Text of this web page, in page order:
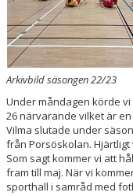
Arkivbild säsongen 22/23
Under måndagen körde
26 närvarande vilket är
Vilma slutade under
från Porsöskolan. Hjärtligt
Som sagt kommer vi att
fram till maj. När vi
sporthall i samråd med